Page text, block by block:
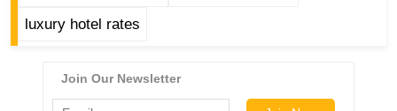
क्षाluxury hotel rates